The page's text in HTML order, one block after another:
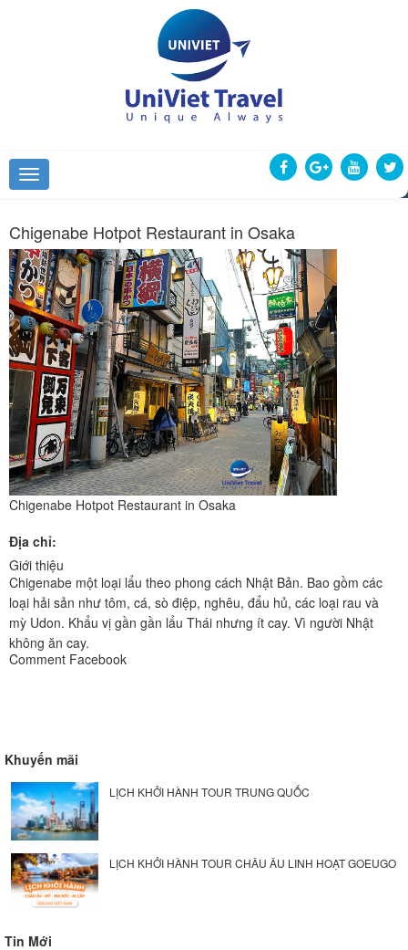
Chigenabe Hotpot Restaurant in Osaka
Chigenabe Hotpot Restaurant in Osaka
Địa chỉ:
Giới thiệu
Chigenabe một loại lẩu theo phong cách Nhật Bản. Bao gồm các
loại hải sản như tôm, cá, sò điệp, nghêu, đẩu hủ, các loại rau và
mỳ Udon. Khẩu vị gần gần lẩu Thái nhưng ít cay. Vì người Nhật
không ăn cay.
Comment Facebook
Khuyến mãi
LỊCH KHỞI HÀNH TOUR TRUNG QUỐC
LỊCH KHỞI HÀNH TOUR CHÂU ÂU LINH HOẠT GOEUGO
Tin Mới